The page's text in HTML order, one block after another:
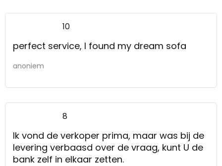
10
perfect service, I found my dream sofa
anoniem
8
Ik vond de verkoper prima, maar was bij de
levering verbaasd over de vraag, kunt U de
bank zelf in elkaar zetten.